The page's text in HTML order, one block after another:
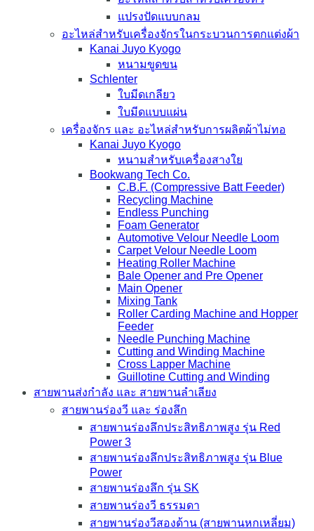
แปรงปัดแบบกลม
อะไหล่สำหรับเครื่องจักรในกระบวนการตกแต่งผ้า
Kanai Juyo Kyogo
หนามขูดขน
Schlenter
ใบมีดเกลียว
ใบมีดแบบแผ่น
เครื่องจักร และ อะไหล่สำหรับการผลิตผ้าไม่ทอ
Kanai Juyo Kyogo
หนามสำหรับเครื่องสางใย
Bookwang Tech Co.
C.B.F. (Compressive Batt Feeder)
Recycling Machine
Endless Punching
Foam Generator
Automotive Velour Needle Loom
Carpet Velour Needle Loom
Heating Roller Machine
Bale Opener and Pre Opener
Main Opener
Mixing Tank
Roller Carding Machine and Hopper
Feeder
Needle Punching Machine
Cutting and Winding Machine
Cross Lapper Machine
Guillotine Cutting and Winding
สายพานส่งกำลัง และ สายพานลำเลียง
สายพานร่องวี และ ร่องลึก
สายพานร่องลึกประสิทธิภาพสูง รุ่น Red
Power 3
สายพานร่องลึกประสิทธิภาพสูง รุ่น Blue
Power
สายพานร่องลึก รุ่น SK
สายพานร่องวี ธรรมดา
สายพานร่องวีสองด้าน (สายพานหกเหลี่ยม)